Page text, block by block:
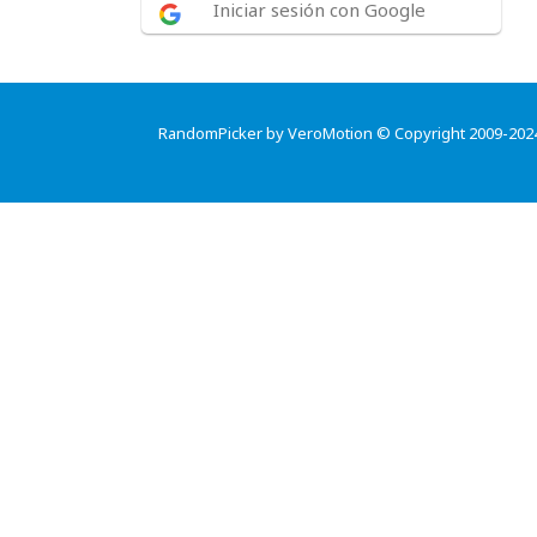
Iniciar sesión con Google
RandomPicker by VeroMotion © Copyright 2009-